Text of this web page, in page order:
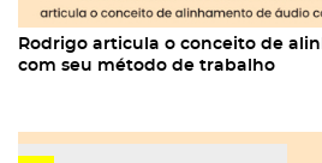
Rodrigo articula o conceito de
com seu método de trabalho